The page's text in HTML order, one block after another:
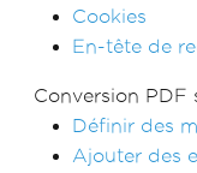
Cookies
En-tête de
Conversion PDF
Définir des
Ajouter des